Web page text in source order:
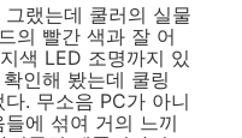
랬는데 쿨러의 실물
의 빨간 색과 잘 어
색 LED 조명까지 있
인해 봤는데 쿨링
. 무소음 PC가 아니
에 섞여 거의 느끼